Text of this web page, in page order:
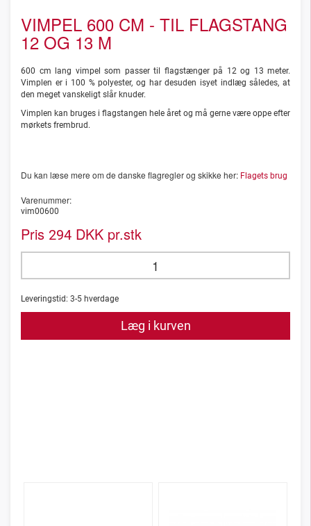
VIMPEL 600 CM - TIL FLAGSTANG
12 OG 13 M
600 cm lang vimpel som passer til flagstænger på 12 og 13 meter.
Vimplen er i 100 % polyester, og har desuden isyet indlæg således, at
den meget vanskeligt slår knuder.
Vimplen kan bruges i flagstangen hele året og må gerne være oppe efter
mørkets frembrud.
Du kan læse mere om de danske flagregler og skikke her: Flagets brug
Varenummer:
vim00600
Pris 294 DKK pr.stk
Leveringstid: 3-5 hverdage
Læg i kurven